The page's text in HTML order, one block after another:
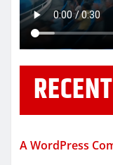
A WordPress